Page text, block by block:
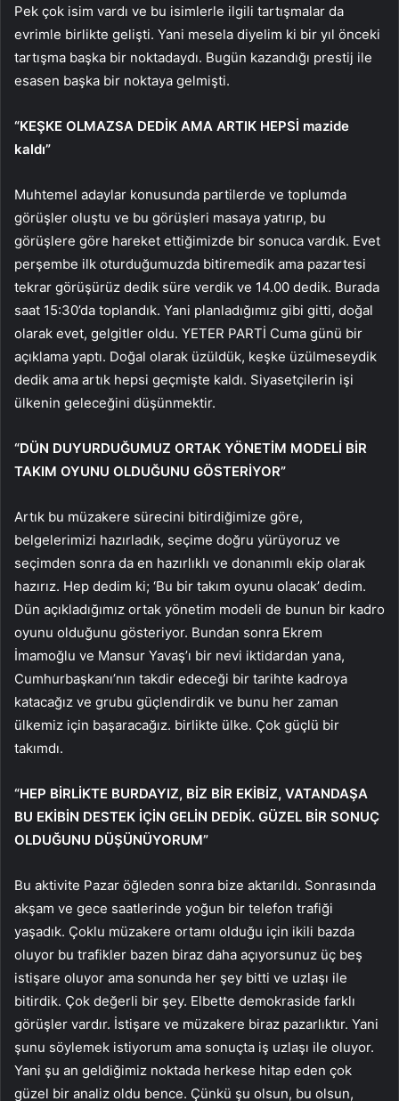
Pek çok isim vardı ve bu isimlerle ilgili tartışmalar da
evrimle birlikte gelişti. Yani mesela diyelim ki bir yıl önceki
tartışma başka bir noktadaydı. Bugün kazandığı prestij ile
esasen başka bir noktaya gelmişti.
“KEŞKE OLMAZSA DEDİK AMA ARTIK HEPSİ mazide
kaldı”
Muhtemel adaylar konusunda partilerde ve toplumda
görüşler oluştu ve bu görüşleri masaya yatırıp, bu
görüşlere göre hareket ettiğimizde bir sonuca vardık. Evet
perşembe ilk oturduğumuzda bitiremedik ama pazartesi
tekrar görüşürüz dedik süre verdik ve 14.00 dedik. Burada
saat 15:30’da toplandık. Yani planladığımız gibi gitti, doğal
olarak evet, gelgitler oldu. YETER PARTİ Cuma günü bir
açıklama yaptı. Doğal olarak üzüldük, keşke üzülmeseydik
dedik ama artık hepsi geçmişte kaldı. Siyasetçilerin işi
ülkenin geleceğini düşünmektir.
“DÜN DUYURDUĞUMUZ ORTAK YÖNETİM MODELİ BİR
TAKIM OYUNU OLDUĞUNU GÖSTERİYOR”
Artık bu müzakere sürecini bitirdiğimize göre,
belgelerimizi hazırladık, seçime doğru yürüyoruz ve
seçimden sonra da en hazırlıklı ve donanımlı ekip olarak
hazırız. Hep dedim ki; ‘Bu bir takım oyunu olacak’ dedim.
Dün açıkladığımız ortak yönetim modeli de bunun bir kadro
oyunu olduğunu gösteriyor. Bundan sonra Ekrem
İmamoğlu ve Mansur Yavaş’ı bir nevi iktidardan yana,
Cumhurbaşkanı’nın takdir edeceği bir tarihte kadroya
katacağız ve grubu güçlendirdik ve bunu her zaman
ülkemiz için başaracağız. birlikte ülke. Çok güçlü bir
takımdı.
“HEP BİRLİKTE BURDAYIZ, BİZ BİR EKİBİZ, VATANDAŞA
BU EKİBİN DESTEK İÇİN GELİN DEDİK. GÜZEL BİR SONUÇ
OLDUĞUNU DÜŞÜNÜYORUM”
Bu aktivite Pazar öğleden sonra bize aktarıldı. Sonrasında
akşam ve gece saatlerinde yoğun bir telefon trafiği
yaşadık. Çoklu müzakere ortamı olduğu için ikili bazda
oluyor bu trafikler bazen biraz daha açıyorsunuz üç beş
istişare oluyor ama sonunda her şey bitti ve uzlaşı ile
bitirdik. Çok değerli bir şey. Elbette demokraside farklı
görüşler vardır. İstişare ve müzakere biraz pazarlıktır. Yani
şunu söylemek istiyorum ama sonuçta iş uzlaşı ile oluyor.
Yani şu an geldiğimiz noktada herkese hitap eden çok
güzel bir analiz oldu bence. Çünkü şu olsun, bu olsun,